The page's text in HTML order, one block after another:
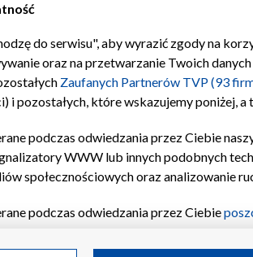
Regulamin TVP Polityka
do serwisu", aby wyrazić zgody na
oraz na przetwarzanie Twoich
Zaufanych Partnerów TVP (93
i pozostałych, które wskazujemy poniżej,
podczas odwiedzania przez Ciebie
WWW lub innych podobnych
społecznościowych oraz analizowanie
podczas odwiedzania przez Ciebie
następujących celów i funkcji: